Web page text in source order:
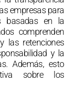
empresas para
basadas en la
comprenden
las retenciones
y la
Además, esto
sobre los